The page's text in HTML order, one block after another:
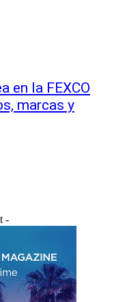
en la FEXCO
marcas y
-